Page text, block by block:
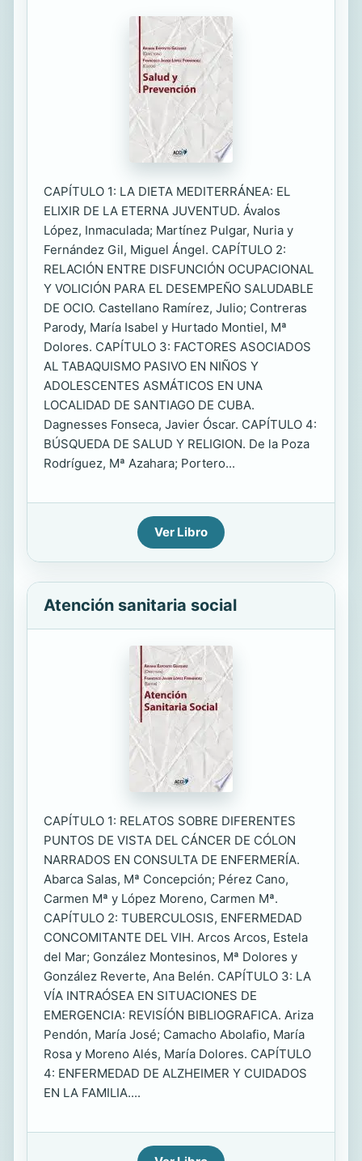
CAPÍTULO 1: LA DIETA MEDITERRÁNEA: EL
ELIXIR DE LA ETERNA JUVENTUD. Ávalos
López, Inmaculada; Martínez Pulgar, Nuria y
Fernández Gil, Miguel Ángel. CAPÍTULO 2:
RELACIÓN ENTRE DISFUNCIÓN OCUPACIONAL
Y VOLICIÓN PARA EL DESEMPEÑO SALUDABLE
DE OCIO. Castellano Ramírez, Julio; Contreras
Parody, María Isabel y Hurtado Montiel, Mª
Dolores. CAPÍTULO 3: FACTORES ASOCIADOS
AL TABAQUISMO PASIVO EN NIÑOS Y
ADOLESCENTES ASMÁTICOS EN UNA
LOCALIDAD DE SANTIAGO DE CUBA.
Dagnesses Fonseca, Javier Óscar. CAPÍTULO 4:
BÚSQUEDA DE SALUD Y RELIGION. De la Poza
Rodríguez, Mª Azahara; Portero...
Ver Libro
Atención sanitaria social
CAPÍTULO 1: RELATOS SOBRE DIFERENTES
PUNTOS DE VISTA DEL CÁNCER DE CÓLON
NARRADOS EN CONSULTA DE ENFERMERÍA.
Abarca Salas, Mª Concepción; Pérez Cano,
Carmen Mª y López Moreno, Carmen Mª.
CAPÍTULO 2: TUBERCULOSIS, ENFERMEDAD
CONCOMITANTE DEL VIH. Arcos Arcos, Estela
del Mar; González Montesinos, Mª Dolores y
González Reverte, Ana Belén. CAPÍTULO 3: LA
VÍA INTRAÓSEA EN SITUACIONES DE
EMERGENCIA: REVISÍÓN BIBLIOGRAFICA. Ariza
Pendón, María José; Camacho Abolafio, María
Rosa y Moreno Alés, María Dolores. CAPÍTULO
4: ENFERMEDAD DE ALZHEIMER Y CUIDADOS
EN LA FAMILIA....